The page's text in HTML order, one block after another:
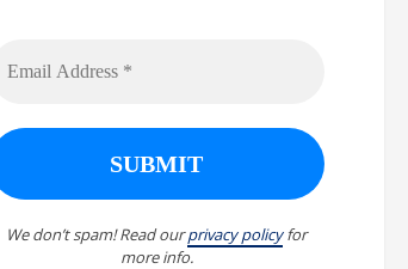
We don’t spam! Read ourprivacy policyfor
more info.